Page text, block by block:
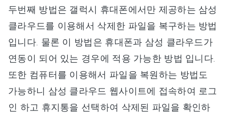
두번째 방법은 갤럭시 휴대폰에서만 제공하는 삼성
클라우드를 이용해서 삭제한 파일을 복구하는 방법
입니다. 물론 이 방법은 휴대폰과 삼성 클라우드가
연동이 되어 있는 경우에 적용 가능한 방법 입니다.
또한 컴퓨터를 이용해서 파일을 복원하는 방법도
가능하니 삼성 클라우드 웹사이트에 접속하여 로그
인 하고 휴지통을 선택하여 삭제된 파일을 확인하